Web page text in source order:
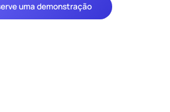
uma demonstração